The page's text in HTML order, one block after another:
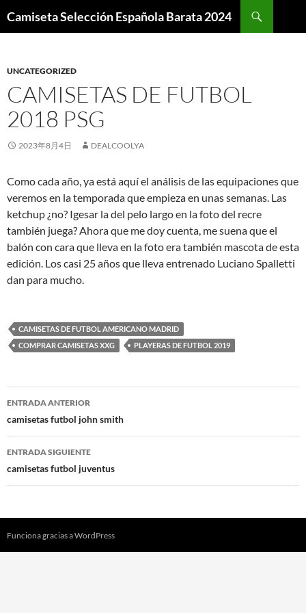
Camiseta Selección Española Barata 2024
UNCATEGORIZED
CAMISETAS DE FUTBOL
2018 PSG
2023年8月4日 DEALCOOLYA
Como cada año, ya está aquí el análisis de las equipaciones que
veremos en la temporada que empieza en unas semanas. Las
ketchup ¿no? Igesar la del pelo largo en la foto del recre
también juega? Ahora que me doy cuenta, me suena que el
balón con cara que lleva en la foto era también mascota de esta
edición. Los casi 25 años que lleva entrenado Luciano Spalletti
dan para mucho.
CAMISETAS DE FUTBOL AMERICANO MADRID
COMPRAR CAMISETAS XXG
PLAYERAS DE FUTBOL 2019
Navegación
de
entradas
ENTRADA ANTERIOR
camisetas futbol john smith
ENTRADA SIGUIENTE
camisetas futbol juventus
Funciona gracias a WordPress